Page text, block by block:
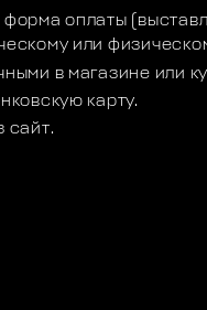
форма оплаты
или
в магазине или
карту.
сайт.